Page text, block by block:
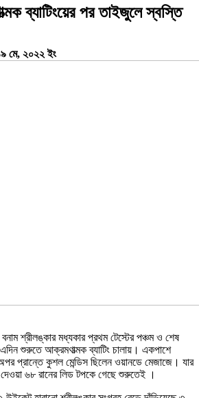
ব্যাটিংয়ের পর তাইজুলে স্বস্তি
মে, ২০২২ ইং
বনাম শ্রীলঙ্কার মধ্যকার প্রথম টেস্টের পঞ্চম ও শেষ
শুরুতে আক্রমণাত্মক ব্যাটিং চালায়। একপাশে
প্রান্তে কুশল মেন্ডিস ছিলেন ওয়ানডে মেজাজে। যার
দেওয়া ৬৮ রানের লিড টপকে গেছে শুরুতেই ।